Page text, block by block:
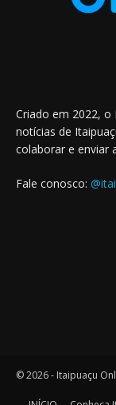
Criado em 2022,
notícias de
colaborar e enviar
Fale conosco:
© 2026 - Itaipuaçu